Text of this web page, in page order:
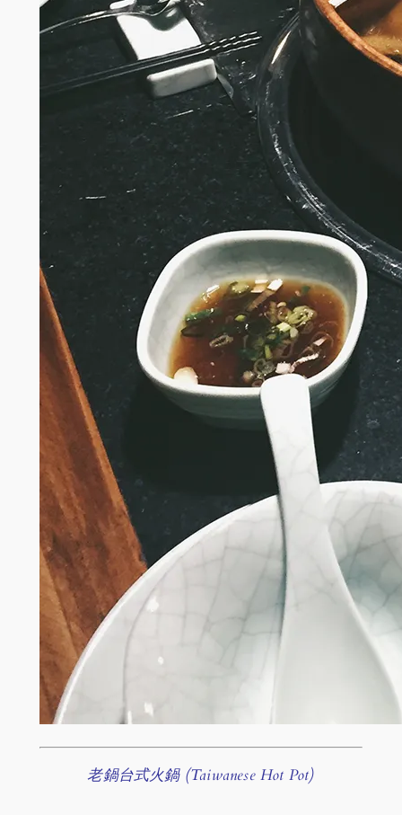
老鍋台式火鍋 (Taiwanese Hot Pot)